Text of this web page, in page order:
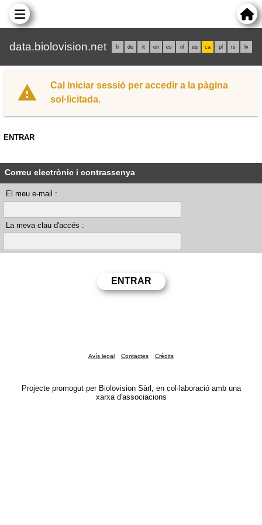
data.biolovision.net fr de it en es nl eu ca pl rs lv
Cal iniciar sessió per accedir a la pàgina
sol·licitada.
ENTRAR
Correu electrònic i contrassenya
El meu e-mail :
La meva clau d'accés :
Avís legal Contactes Crèdits
Projecte promogut per Biolovision Sàrl, en col·laboració amb una
xarxa d'associacions